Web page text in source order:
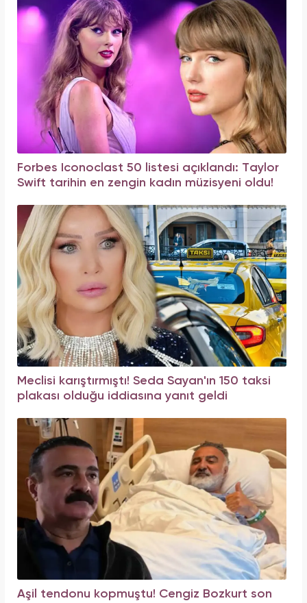
Forbes Iconoclast 50 listesi açıklandı: Taylor
Swift tarihin en zengin kadın müzisyeni oldu!
Meclisi karıştırmıştı! Seda Sayan'ın 150 taksi
plakası olduğu iddiasına yanıt geldi
Aşil tendonu kopmuştu! Cengiz Bozkurt son